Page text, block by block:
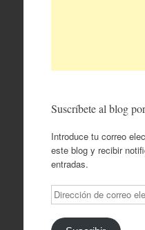
Suscríbete al blog
Introduce tu correo
este blog y recibir
entradas.
Dirección
de
correo